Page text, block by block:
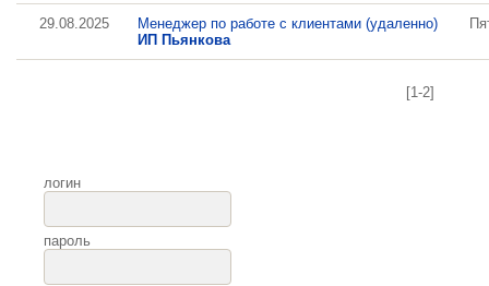
29.08.2025
Менеджер по работе с клиентами (удаленно)
ИП Пьянкова
[1-2]
логин
пароль